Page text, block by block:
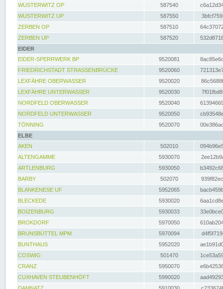
WUSTERWITZ OP
587540
WUSTERWITZ UP
587550
ZERBEN OP
587510
ZERBEN UP
587520
EIDER
EIDER-SPERRWERK BP
9520081
FRIEDRICHSTADT STRASSENBRÜCKE
9520060
LEXFÄHRE OBERWASSER
9520020
LEXFÄHRE UNTERWASSER
9520030
NORDFELD OBERWASSER
9520040
NORDFELD UNTERWASSER
9520050
TÖNNING
9520070
ELBE
AKEN
502010
ALTENGAMME
5930070
ARTLENBURG
5930050
BARBY
502070
BLANKENESE UF
5952065
BLECKEDE
5930020
BOIZENBURG
5930033
BROKDORF
5970050
BRUNSBÜTTEL MPM
5970094
BUNTHAUS
5952020
COSWIG
501470
CRANZ
5950070
CUXHAVEN STEUBENHÖFT
5990020